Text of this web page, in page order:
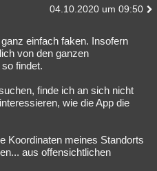
04.10.2020 um 09:50
einfach faken. Insofern
von den ganzen
findet.
finde ich an sich nicht
wie die App die
Koordinaten meines Standorts
aus offensichtlichen